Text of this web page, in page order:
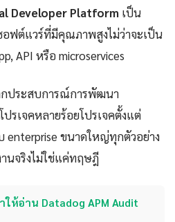
Developer Platform เป็น
ฟต์แวร์ที่มีคุณภาพสูงไม่ว่าจะเป็น
API หรือ microservices
ประสบการณ์การพัฒนา
รเจคหลายร้อยโปรเจคตั้งแต่
enterprise ขนาดใหญ่ทุกตัวอย่าง
นจริงไม่ใช่แค่ทฤษฎี
ให้อ่าน Datadog APM Audit